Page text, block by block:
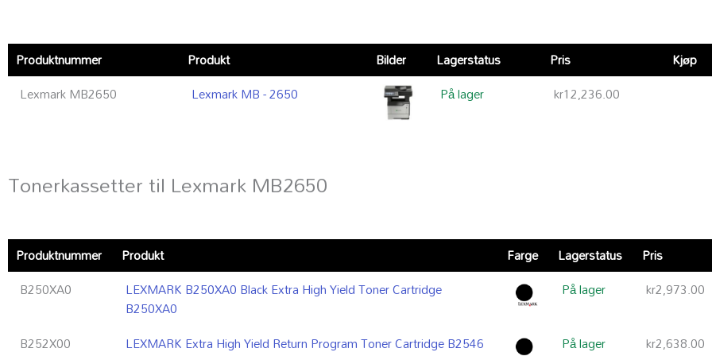
Produktnummer Produkt Bilder Lagerstatus Pris
Kjøp
Lexmark MB2650
Lexmark MB - 2650 På lager kr12,236.00
Tonerkassetter til Lexmark MB2650
Produktnummer Produkt Farge Lagerstatus Pris
B250XA0
LEXMARK B250XA0 Black Extra High Yield Toner Cartridge
B250XA0
På lager kr2,973.00
B252X00
LEXMARK Extra High Yield Return Program Toner Cartridge B2546
På lager kr2,638.00